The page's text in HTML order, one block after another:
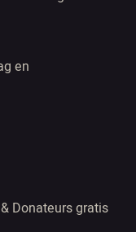
en
Donateurs gratis